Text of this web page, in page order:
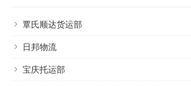
覃氏顺达货运部
日邦物流
宝庆托运部